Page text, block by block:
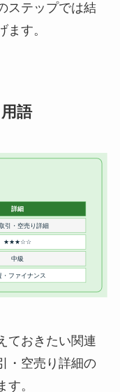
ステップでは結
す。
語
ておきたい関連
・空売り詳細の
。